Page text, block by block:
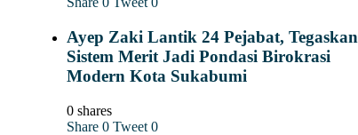
Ayep Zaki Lantik 24 Pejabat, Tegaskan
Sistem Merit Jadi Pondasi Birokrasi
Modern Kota Sukabumi
0 shares
Share 0 Tweet 0